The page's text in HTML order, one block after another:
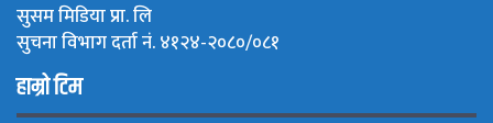
सुसम मिडिया प्रा. लि
सुचना विभाग दर्ता नं. ४१२४-२०८०/०८१
हाम्रो टिम